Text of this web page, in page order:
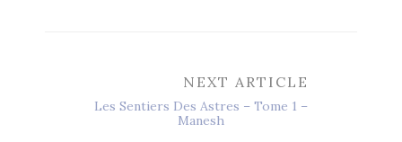
NEXT ARTICLE
Les Sentiers Des Astres – Tome 1 –
Manesh